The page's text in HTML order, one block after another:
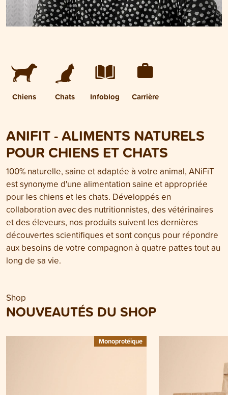
Chiens Chats Infoblog Carrière
ANIFIT - ALIMENTS NATURELS
POUR CHIENS ET CHATS
100% naturelle, saine et adaptée à votre animal, ANiFiT
est synonyme d'une alimentation saine et appropriée
pour les chiens et les chats. Développés en
collaboration avec des nutritionnistes, des vétérinaires
et des éleveurs, nos produits suivent les dernières
découvertes scientifiques et sont conçus pour répondre
aux besoins de votre compagnon à quatre pattes tout au
long de sa vie.
Shop
NOUVEAUTÉS DU SHOP
Monoprotéique